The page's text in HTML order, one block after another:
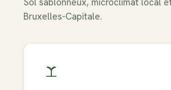
Bruxelles-Capitale.